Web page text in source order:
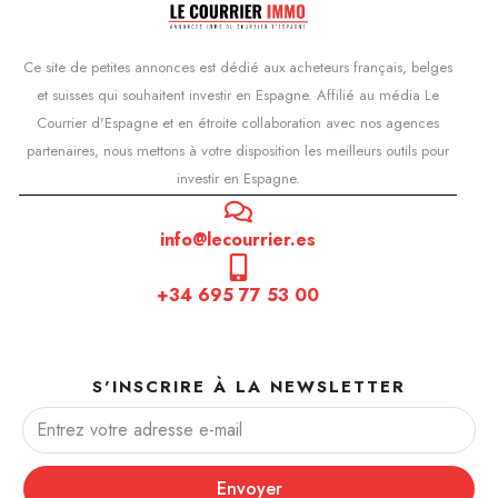
Ce site de petites annonces est dédié aux acheteurs français, belges
et suisses qui souhaitent investir en Espagne. Affilié au média Le
Courrier d'Espagne et en étroite collaboration avec nos agences
partenaires, nous mettons à votre disposition les meilleurs outils pour
investir en Espagne.
info@lecourrier.es
+34 695 77 53 00
S'INSCRIRE À LA NEWSLETTER
Envoyer